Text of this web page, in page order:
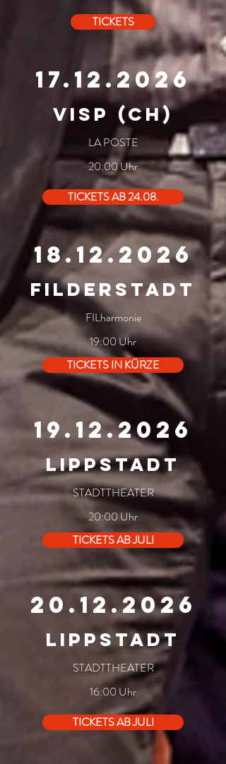
TICKETS
17.12.2026
VISP (ch)
LA POSTE
20:00 Uhr
TICKETS AB 24.08.
18.12.2026
filderstadt
FILharmonie
19:00 Uhr
TICKETS IN KÜRZE
19.12.2026
LIPPSTADT
STADTTHEATER
20:00 Uhr
TICKETS AB JULI
20.12.2026
LIPPSTADT
STADTTHEATER
16:00 Uhr
TICKETS AB JULI